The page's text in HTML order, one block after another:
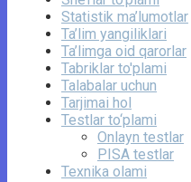
Statistik ma’lumotlar
Ta’lim yangiliklari
Ta’limga oid qarorlar
Tabriklar to'plami
Talabalar uchun
Tarjimai hol
Testlar to‘plami
Onlayn testlar
PISA testlar
Texnika olami